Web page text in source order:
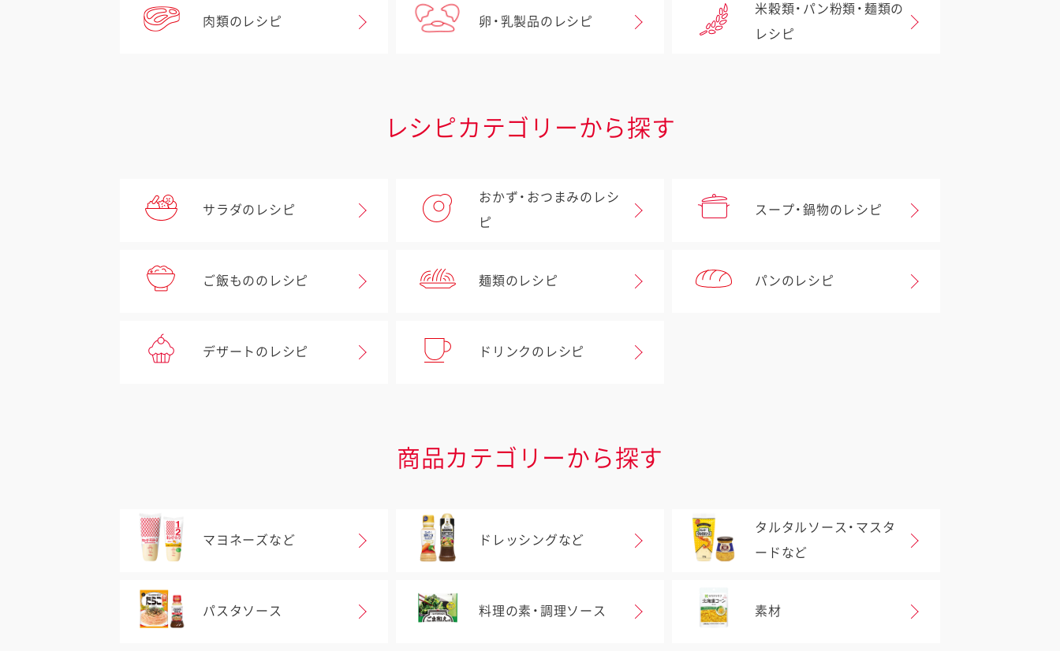
肉類のレシピ 卵・乳製品のレシピ
米穀類・パン粉類・麺類の
レシピ
レシピカテゴリーから探す
サラダのレシピ
おかず・おつまみのレシ
ピ
スープ・鍋物のレシピ
ご飯もののレシピ 麺類のレシピ パンのレシピ
デザートのレシピ ドリンクのレシピ
商品カテゴリーから探す
マヨネーズなど ドレッシングなど
タルタルソース・マスタ
ードなど
パスタソース 料理の素・調理ソース 素材